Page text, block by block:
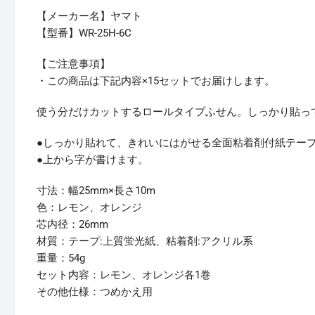
【メーカー名】ヤマト
【型番】WR-25H-6C
【ご注意事項】
・この商品は下記内容×15セットでお届けします。
使う分だけカットするロールタイプふせん。しっかり貼っ
●しっかり貼れて、きれいにはがせる全面粘着剤付紙テープ
●上から字が書けます。
寸法：幅25mm×長さ10m
色：レモン、オレンジ
芯内径：26mm
材質：テープ:上質蛍光紙、粘着剤:アクリル系
重量：54g
セット内容：レモン、オレンジ各1巻
その他仕様：つめかえ用